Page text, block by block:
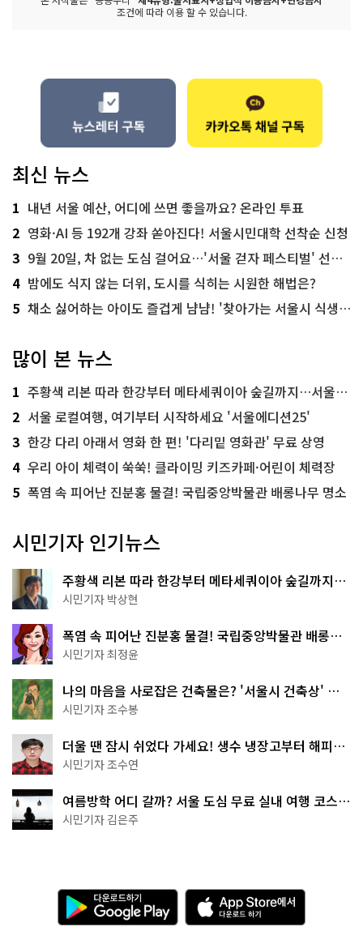
조건에 따라 이용 할 수 있습니다.
최신 뉴스
1 내년 서울 예산, 어디에 쓰면 좋을까요? 온라인 투표
2 영화·AI 등 192개 강좌 쏟아진다! 서울시민대학 선착순 신청
3 9월 20일, 차 없는 도심 걸어요…'서울 걷자 페스티벌' 선착순 5천명
4 밤에도 식지 않는 더위, 도시를 식히는 시원한 해법은?
5 채소 싫어하는 아이도 즐겁게 냠냠! '찾아가는 서울시 식생활 교육' 현장
많이 본 뉴스
1 주황색 리본 따라 한강부터 메타세쿼이아 숲길까지…서울둘레길 15코스
2 서울 로컬여행, 여기부터 시작하세요 '서울에디션25'
3 한강 다리 아래서 영화 한 편! '다리밑 영화관' 무료 상영
4 우리 아이 체력이 쑥쑥! 클라이밍 키즈카페·어린이 체력장
5 폭염 속 피어난 진분홍 물결! 국립중앙박물관 배롱나무 명소
시민기자 인기뉴스
주황색 리본 따라 한강부터 메타세쿼이아 숲길까지…
서울둘레길 15코스
시민기자 박상현
폭염 속 피어난 진분홍 물결! 국립중앙박물관 배롱나
무 명소
시민기자 최정윤
나의 마음을 사로잡은 건축물은? '서울시 건축상' 수
상작 공개!
시민기자 조수봉
더울 땐 잠시 쉬었다 가세요! 생수 냉장고부터 해피소
·무더위쉼터까지
시민기자 조수연
여름방학 어디 갈까? 서울 도심 무료 실내 여행 코스
추천
시민기자 김은주
다
운
로
A
p
p